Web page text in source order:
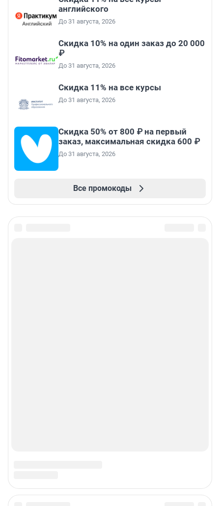
английского
До 31 августа, 2026
Скидка 10% на один заказ до 20 000
₽
До 31 августа, 2026
Скидка 11% на все курсы
До 31 августа, 2026
Скидка 50% от 800 ₽ на первый
заказ, максимальная скидка 600 ₽
До 31 августа, 2026
Все промокоды